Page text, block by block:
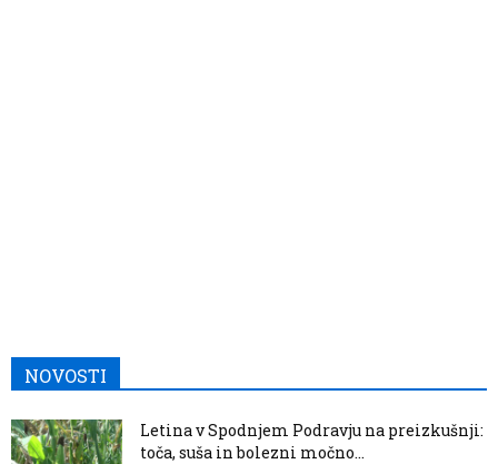
NOVOSTI
Letina v Spodnjem Podravju na preizkušnji:
toča, suša in bolezni močno...